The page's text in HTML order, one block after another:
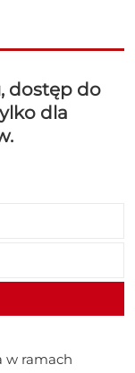
dostęp do
dla
w ramach